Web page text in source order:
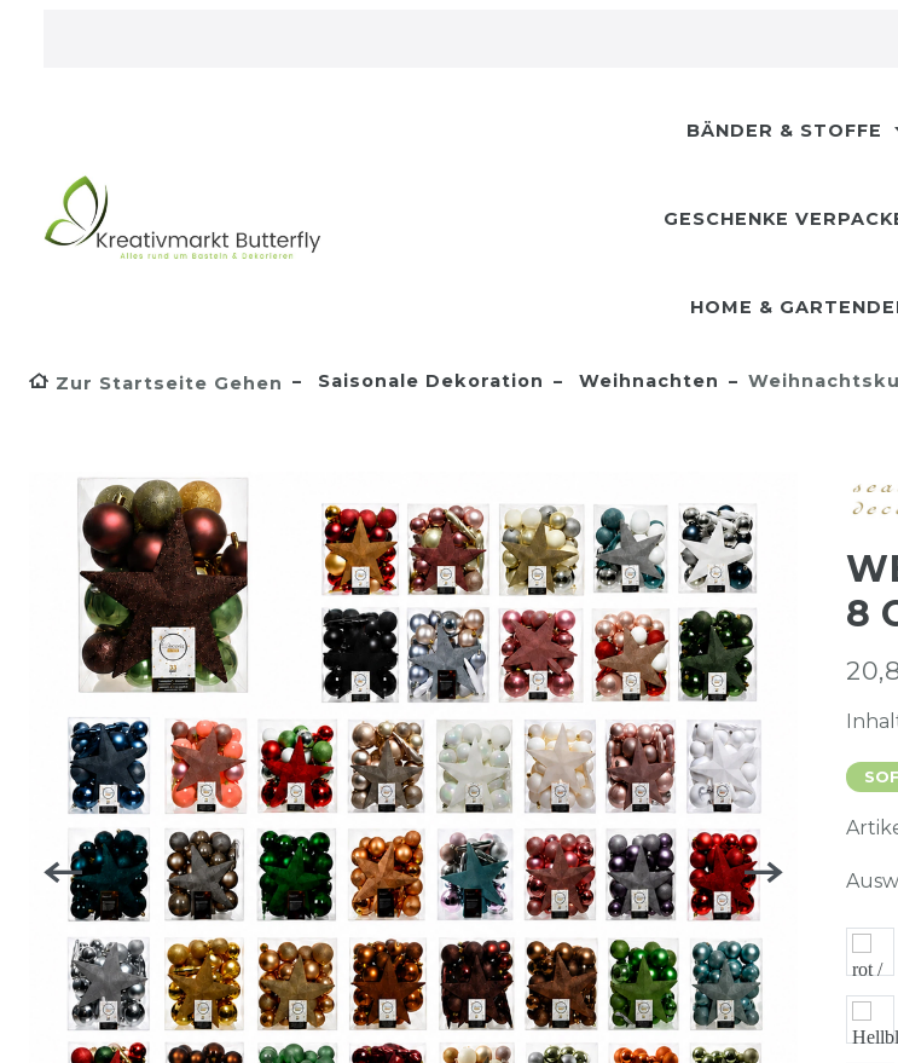
BÄNDER & STOFFE
GESCHENKE
HOME &
Zur Startseite Gehen Saisonale Dekoration Weihnachten
8